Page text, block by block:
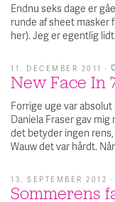
Endnu seks dage er
runde af sheet masker
her). Jeg er egentlig
11. DECEMBER 2011 ·
New Face In
Forrige uge var
Daniela Fraser gav
det betyder ingen
Wauw det var hårdt.
13. SEPTEMBER 2012 ·
Sommerens